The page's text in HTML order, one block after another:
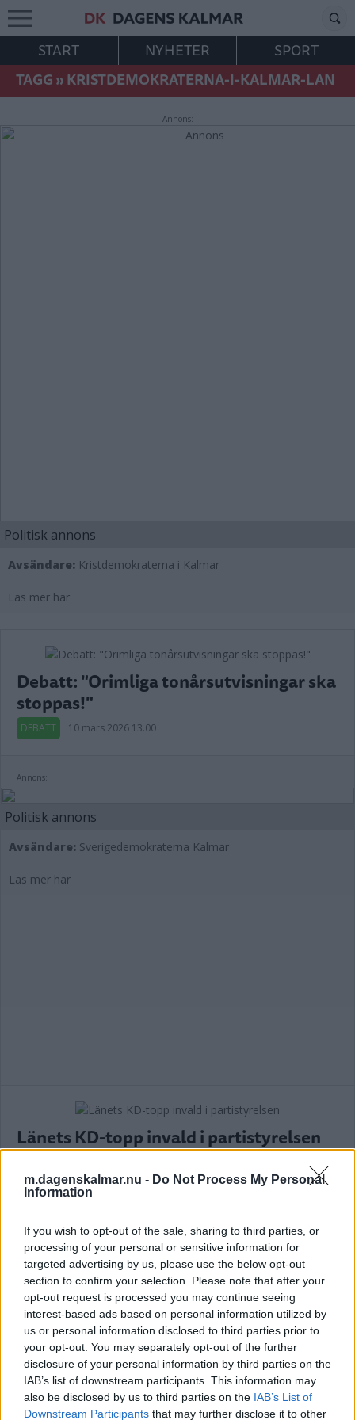
m.dagenskalmar.nu - Do Not Process My Personal
Information
If you wish to opt-out of the sale, sharing to third parties, or
processing of your personal or sensitive information for
targeted advertising by us, please use the below opt-out
section to confirm your selection. Please note that after your
opt-out request is processed you may continue seeing
interest-based ads based on personal information utilized by
us or personal information disclosed to third parties prior to
your opt-out. You may separately opt-out of the further
disclosure of your personal information by third parties on the
IAB’s list of downstream participants. This information may
also be disclosed by us to third parties on the IAB’s List of
Downstream Participants that may further disclose it to other
START NYHETER
SPORT
TAGG»KRISTDEMOKRATERNA-I-KALMAR-LAN
Annons:
Politisk annons
Avsändare: Kristdemokraterna i Kalmar
Läs mer här
Debatt: "Orimliga tonårsutvisningar ska
stoppas!"
DEBATT 10 mars 2026 13.00
Annons:
Politisk annons
Avsändare: Sverigedemokraterna Kalmar
Läs mer här
Länets KD-topp invald i partistyrelsen
Han ska leda KD i regionvalet: "Rätt
person"
POLITIK 02 oktober 2025 07.55
Annons: